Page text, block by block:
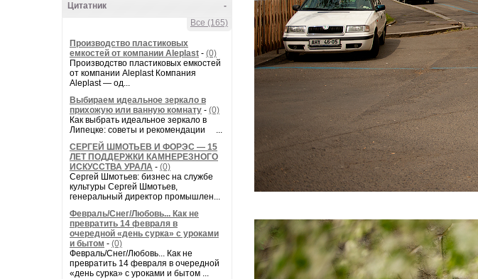
-
Цитатник
Все (165)
Производство пластиковых
емкостей от компании Aleplast - (0)
Производство пластиковых емкостей
от компании Aleplast Компания
Aleplast — од...
Выбираем идеальное зеркало в
прихожую или ванную комнату - (0)
Как выбрать идеальное зеркало в
Липецке: советы и рекомендации ...
СЕРГЕЙ ШМОТЬЕВ И ФОРЭС — 15
ЛЕТ ПОДДЕРЖКИ КАМНЕРЕЗНОГО
ИСКУССТВА УРАЛА - (0)
Сергей Шмотьев: бизнес на службе
культуры Сергей Шмотьев,
генеральный директор промышлен...
Февраль/Снег/Любовь... Как не
превратить 14 февраля в
очередной «день сурка» с уроками
и бытом - (0)
Февраль/Снег/Любовь... Как не
превратить 14 февраля в очередной
«день сурка» с уроками и бытом ...